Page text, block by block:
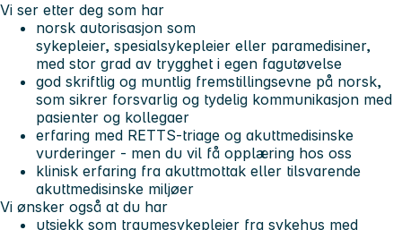
Vi ser etter deg som har
norsk autorisasjon som
sykepleier, spesialsykepleier eller paramedisiner,
med stor grad av trygghet i egen fagutøvelse
god skriftlig og muntlig fremstillingsevne på norsk,
som sikrer forsvarlig og tydelig kommunikasjon med
pasienter og kollegaer
erfaring med RETTS-triage og akuttmedisinske
vurderinger - men du vil få opplæring hos oss
klinisk erfaring fra akuttmottak eller tilsvarende
akuttmedisinske miljøer
Vi ønsker også at du har
utsjekk som traumesykepleier fra sykehus med